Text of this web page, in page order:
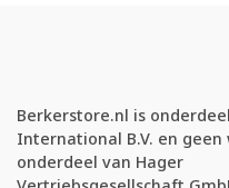
Berkerstore.nl is
International B.V. en
onderdeel van Hager